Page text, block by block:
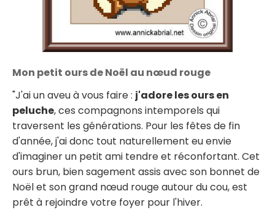
Mon petit ours de Noël au nœud rouge
"J'ai un aveu à vous faire : j'adore les ours en
peluche, ces compagnons intemporels qui
traversent les générations. Pour les fêtes de fin
d'année, j'ai donc tout naturellement eu envie
d'imaginer un petit ami tendre et réconfortant. Cet
ours brun, bien sagement assis avec son bonnet de
Noël et son grand nœud rouge autour du cou, est
prêt à rejoindre votre foyer pour l'hiver.